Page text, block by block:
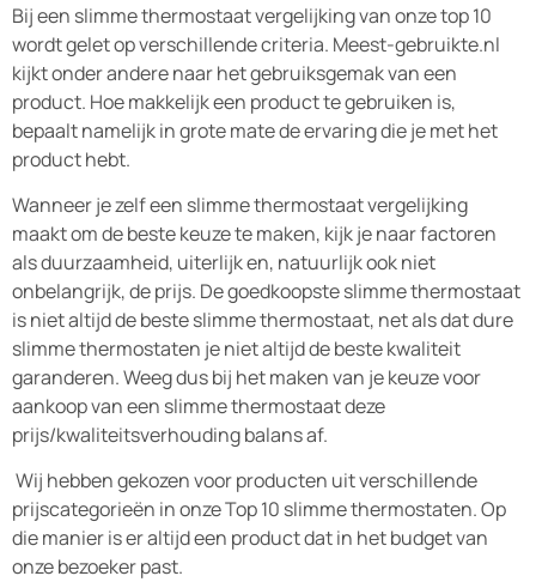
Bij een slimme thermostaat vergelijking van onze top 10
wordt gelet op verschillende criteria. Meest-gebruikte.nl
kijkt onder andere naar het gebruiksgemak van een
product. Hoe makkelijk een product te gebruiken is,
bepaalt namelijk in grote mate de ervaring die je met het
product hebt.
Wanneer je zelf een slimme thermostaat vergelijking
maakt om de beste keuze te maken, kijk je naar factoren
als duurzaamheid, uiterlijk en, natuurlijk ook niet
onbelangrijk, de prijs. De goedkoopste slimme thermostaat
is niet altijd de beste slimme thermostaat, net als dat dure
slimme thermostaten je niet altijd de beste kwaliteit
garanderen. Weeg dus bij het maken van je keuze voor
aankoop van een slimme thermostaat deze
prijs/kwaliteitsverhouding balans af.
Wij hebben gekozen voor producten uit verschillende
prijscategorieën in onze Top 10 slimme thermostaten. Op
die manier is er altijd een product dat in het budget van
onze bezoeker past.